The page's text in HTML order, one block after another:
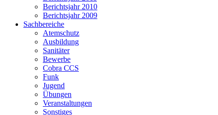
Berichtsjahr 2010
Berichtsjahr 2009
Sachbereiche
Atemschutz
Ausbildung
Sanitäter
Bewerbe
Cobra CCS
Funk
Jugend
Übungen
Veranstaltungen
Sonstiges